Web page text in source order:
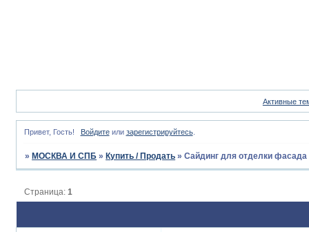
Активные
Привет, Гость! Войдитеили зарегистрируйтесь.
» МОСКВА И СПБ » Купить / Продать »Сайдинг для отделки
Страница:1